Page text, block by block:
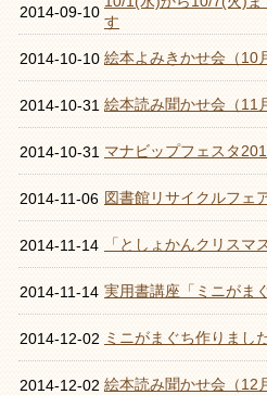
2014-09-10
す
2014-10-10 絵本よみきかせ会（10
2014-10-31 絵本読み聞かせ会（11
2014-10-31 マナビップフェスタ
2014-11-06 図書館リサイクルフェ
2014-11-14 「としょかんクリスマ
2014-11-14 実用書講座「ミニがま
2014-12-02 ミニがまぐち作りまし
2014-12-02 絵本読み聞かせ会（12